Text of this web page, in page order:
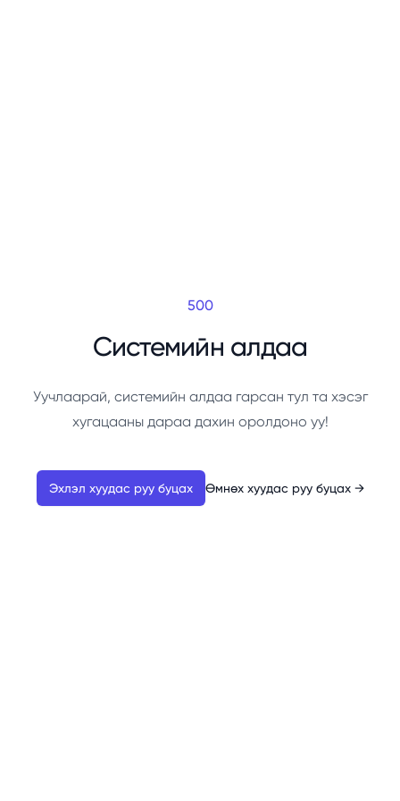
500
Системийн алдаа
Уучлаарай, системийн алдаа гарсан тул та хэсэг
хугацааны дараа дахин оролдоно уу!
Эхлэл хуудас руу буцах Өмнөх хуудас руу буцах →